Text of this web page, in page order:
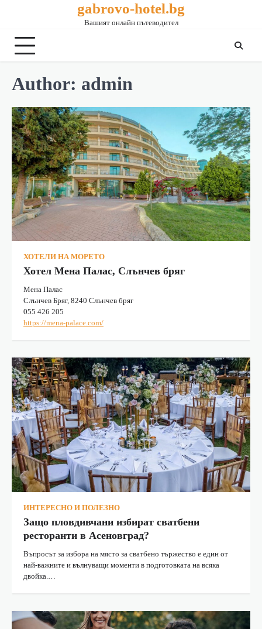
gabrovo-hotel.bg
Вашият онлайн пътеводител
Author: admin
ХОТЕЛИ НА МОРЕТО
Хотел Мена Палас, Слънчев бряг
Мена Палас
Слънчев Бряг, 8240 Слънчев бряг
055 426 205
https://mena-palace.com/
ИНТЕРЕСНО И ПОЛЕЗНО
Защо пловдивчани избират сватбени
ресторанти в Асеновград?
Въпросът за избора на място за сватбено тържество е един от
най-важните и вълнуващи моменти в подготовката на всяка
двойка.…